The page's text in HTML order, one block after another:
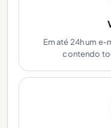
Em até 24h um
contendo